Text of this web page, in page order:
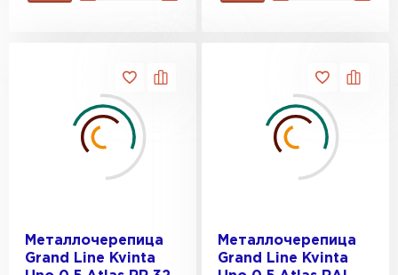
Металлочерепица
Grand Line Kvinta
Металлочерепица
Grand Line Kvinta